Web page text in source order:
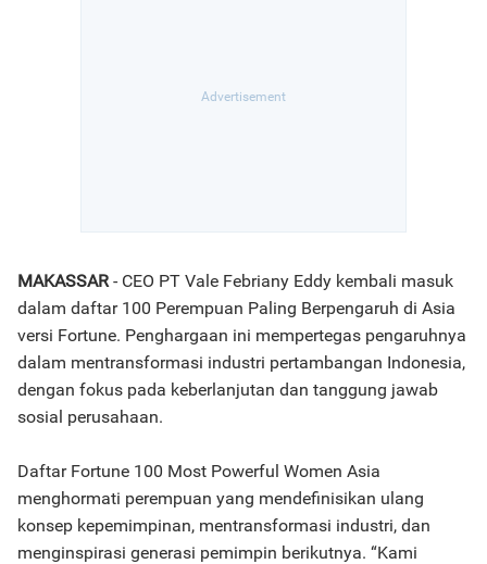
MAKASSAR- CEO PT Vale Febriany Eddy kembali masuk
dalam daftar 100 Perempuan Paling Berpengaruh di Asia
versi Fortune. Penghargaan ini mempertegas pengaruhnya
dalam mentransformasi industri pertambangan Indonesia,
dengan fokus pada keberlanjutan dan tanggung jawab
sosial perusahaan.
Daftar Fortune 100 Most Powerful Women Asia
menghormati perempuan yang mendefinisikan ulang
konsep kepemimpinan, mentransformasi industri, dan
menginspirasi generasi pemimpin berikutnya. “Kami